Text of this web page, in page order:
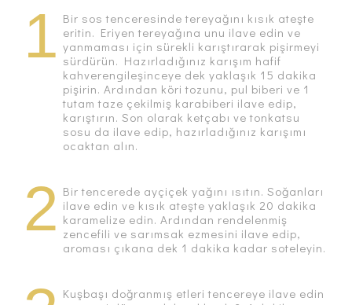
1 Bir sos tenceresinde tereyağını kısık ateşte
eritin. Eriyen tereyağına unu ilave edin ve
yanmaması için sürekli karıştırarak pişirmeyi
sürdürün. Hazırladığınız karışım hafif
kahverengileşinceye dek yaklaşık 15 dakika
pişirin. Ardından köri tozunu, pul biberi ve 1
tutam taze çekilmiş karabiberi ilave edip,
karıştırın. Son olarak ketçabı ve tonkatsu
sosu da ilave edip, hazırladığınız karışımı
ocaktan alın.
2 Bir tencerede ayçiçek yağını ısıtın. Soğanları
ilave edin ve kısık ateşte yaklaşık 20 dakika
karamelize edin. Ardından rendelenmiş
zencefili ve sarımsak ezmesini ilave edip,
aroması çıkana dek 1 dakika kadar soteleyin.
Kuşbaşı doğranmış etleri tencereye ilave edin